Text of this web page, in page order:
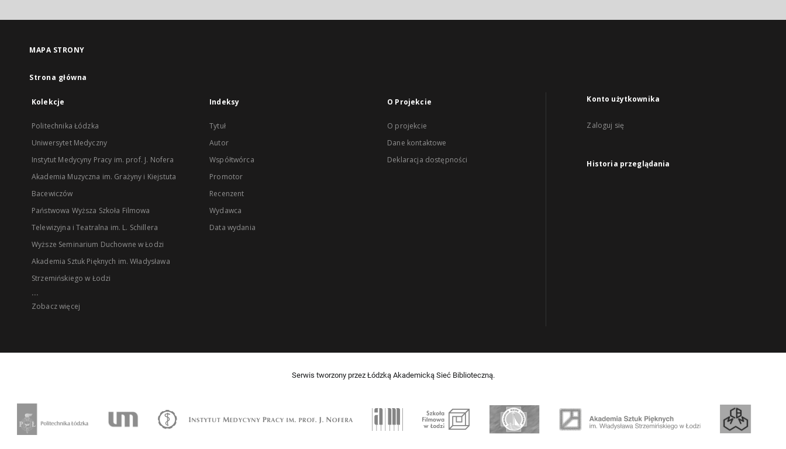
MAPA STRONY
Strona główna
Kolekcje
Politechnika Łódzka
Uniwersytet Medyczny
Instytut Medycyny Pracy im. prof. J. Nofera
Akademia Muzyczna im. Grażyny i Kiejstuta
Bacewiczów
Państwowa Wyższa Szkoła Filmowa
Telewizyjna i Teatralna im. L. Schillera
Wyższe Seminarium Duchowne w Łodzi
Akademia Sztuk Pięknych im. Władysława
Strzemińskiego w Łodzi
...
Zobacz więcej
Indeksy
Tytuł
Autor
Współtwórca
Promotor
Recenzent
Wydawca
Data wydania
O Projekcie
O projekcie
Dane kontaktowe
Deklaracja dostępności
Konto użytkownika
Zaloguj się
Historia przeglądania
Serwis tworzony przez Łódzką Akademicką Sieć Biblioteczną.